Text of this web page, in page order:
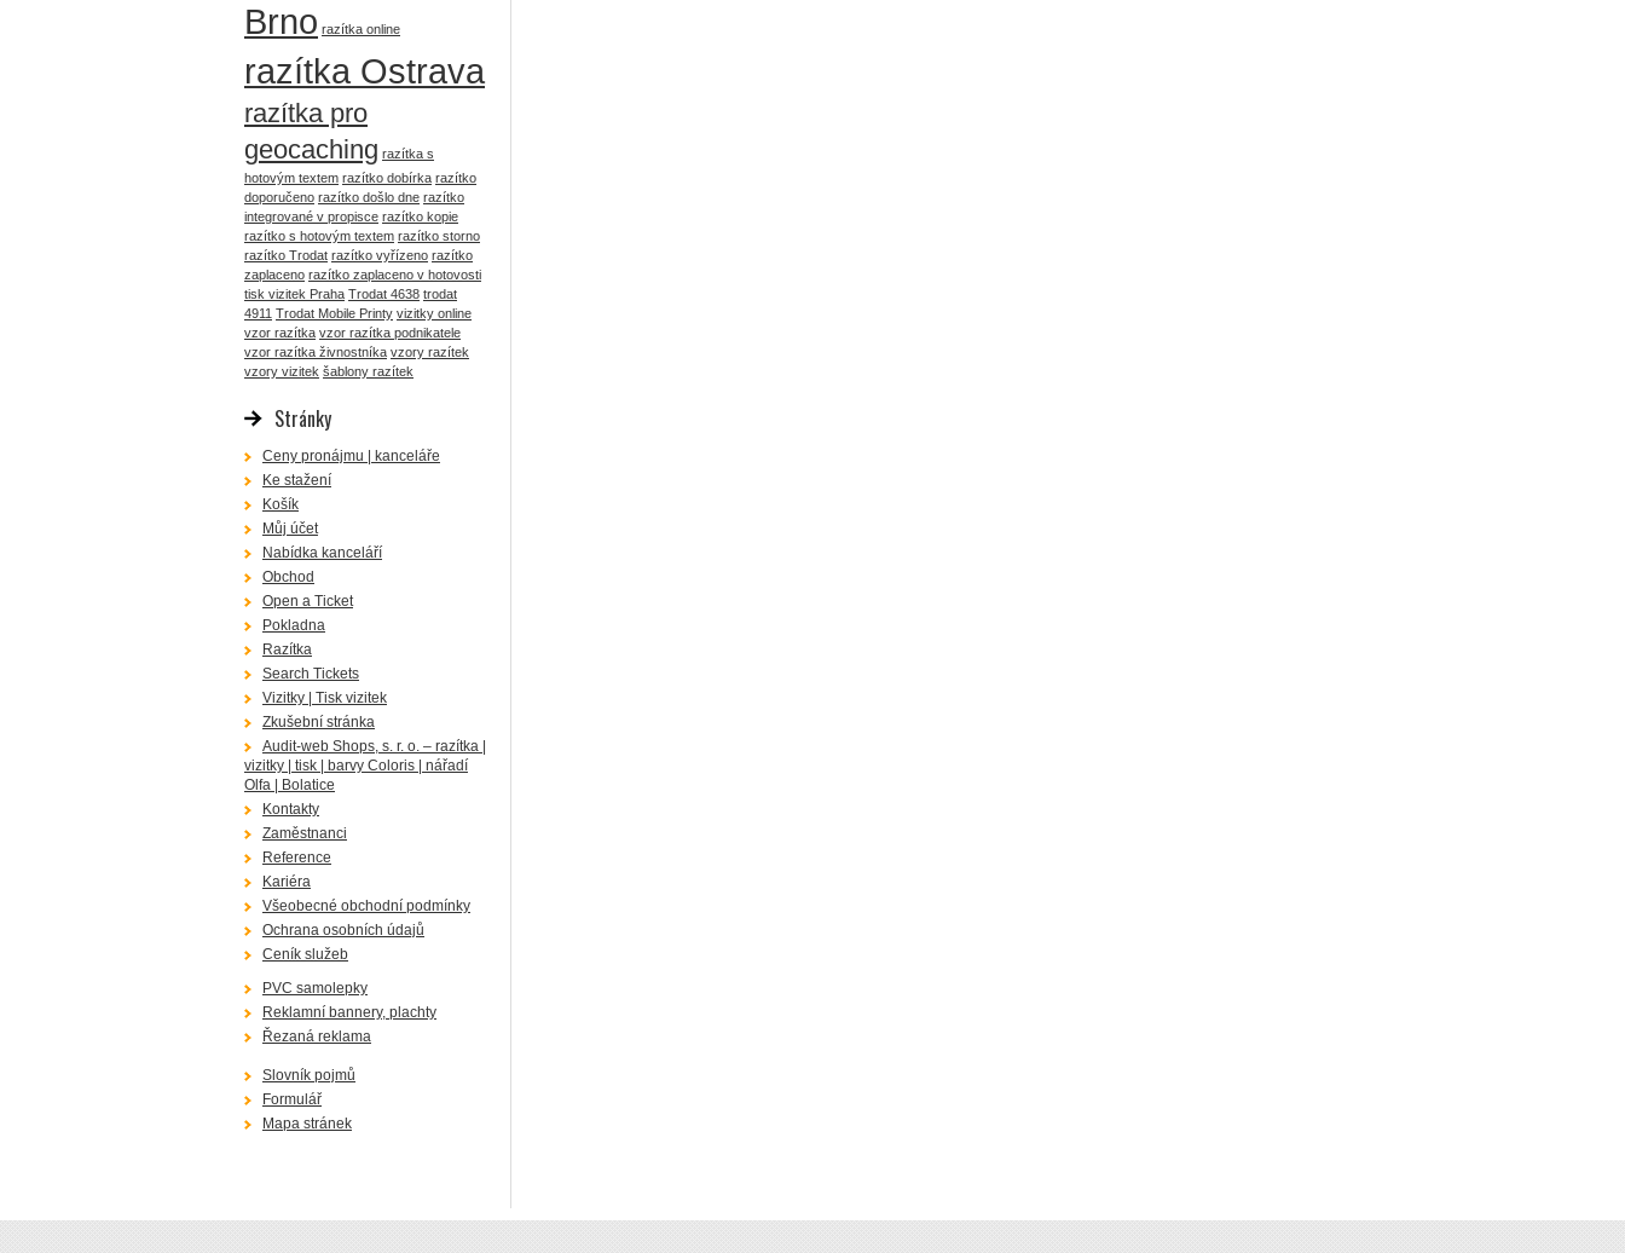
Brno razítka online
razítka Ostrava
razítka pro
geocaching razítka s
hotovým textem razítko dobírka razítko
doporučeno razítko došlo dne razítko
integrované v propisce razítko kopie
razítko s hotovým textem razítko storno
razítko Trodat razítko vyřízeno razítko
zaplaceno razítko zaplaceno v hotovosti
tisk vizitek Praha Trodat 4638 trodat
4911 Trodat Mobile Printy vizitky online
vzor razítka vzor razítka podnikatele
vzor razítka živnostníka vzory razítek
vzory vizitek šablony razítek
Stránky
Ceny pronájmu | kanceláře
Ke stažení
Košík
Můj účet
Nabídka kanceláří
Obchod
Open a Ticket
Pokladna
Razítka
Search Tickets
Vizitky | Tisk vizitek
Zkušební stránka
Audit-web Shops, s. r. o. – razítka |
vizitky | tisk | barvy Coloris | nářadí
Olfa | Bolatice
Kontakty
Zaměstnanci
Reference
Kariéra
Všeobecné obchodní podmínky
Ochrana osobních údajů
Ceník služeb
PVC samolepky
Reklamní bannery, plachty
Řezaná reklama
Slovník pojmů
Formulář
Mapa stránek